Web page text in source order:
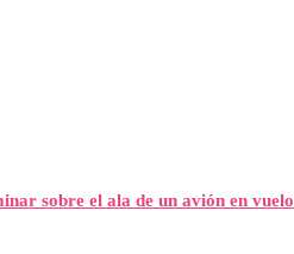
sobre el ala de un avión en vuelo